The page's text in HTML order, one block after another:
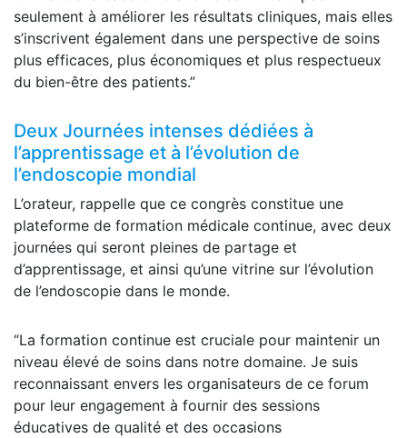
seulement à améliorer les résultats cliniques, mais elles
s’inscrivent également dans une perspective de soins
plus efficaces, plus économiques et plus respectueux
du bien-être des patients.”
Deux Journées intenses dédiées à
l’apprentissage et à l’évolution de
l’endoscopie mondial
L’orateur, rappelle que ce congrès constitue une
plateforme de formation médicale continue, avec deux
journées qui seront pleines de partage et
d’apprentissage, et ainsi qu’une vitrine sur l’évolution
de l’endoscopie dans le monde.
“La formation continue est cruciale pour maintenir un
niveau élevé de soins dans notre domaine. Je suis
reconnaissant envers les organisateurs de ce forum
pour leur engagement à fournir des sessions
éducatives de qualité et des occasions